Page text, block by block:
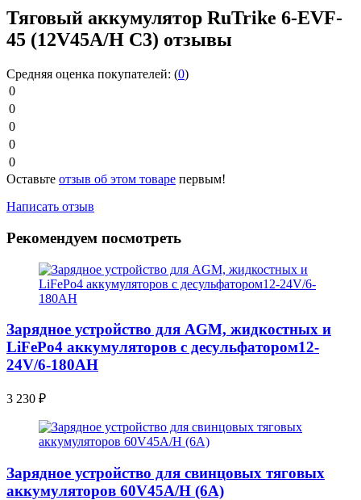
Тяговый аккумулятор RuTrike 6-EVF-
45 (12V45A/H C3) отзывы
Средняя оценка покупателей: (0)
0
0
0
0
0
Оставьте отзыв об этом товаре первым!
Написать отзыв
Рекомендуем посмотреть
Зарядное устройство для AGM, жидкостных и
LiFePo4 аккумуляторов с десульфатором12-
24V/6-180AН
3 230 ₽
Зарядное устройство для свинцовых тяговых
аккумуляторов 60V45A/H (6A)